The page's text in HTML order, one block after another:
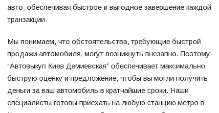
авто, обеспечивая быстрое и выгодное завершение каждой
транзакции.
Мы понимаем, что обстоятельства, требующие быстрой
продажи автомобиля, могут возникнуть внезапно. Поэтому
“Автовыкуп Киев Демиевская” обеспечивает максимально
быструю оценку и предложение, чтобы вы могли получить
деньги за ваш автомобиль в кратчайшие сроки. Наши
специалисты готовы приехать на любую станцию метро в